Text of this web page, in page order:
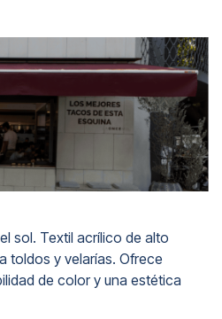
sol. Textil acrílico de alto
toldos y velarías. Ofrece
de color y una estética